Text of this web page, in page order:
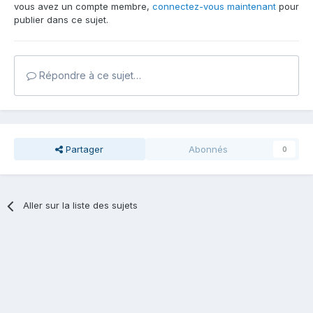
vous avez un compte membre, connectez-vous maintenant pour
publier dans ce sujet.
Répondre à ce sujet…
Partager Abonnés 0
Aller sur la liste des sujets